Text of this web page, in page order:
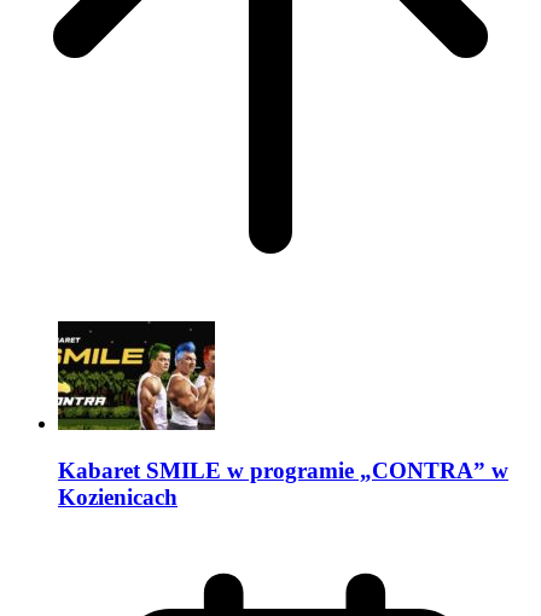
Kabaret SMILE w programie „CONTRA” w
Kozienicach